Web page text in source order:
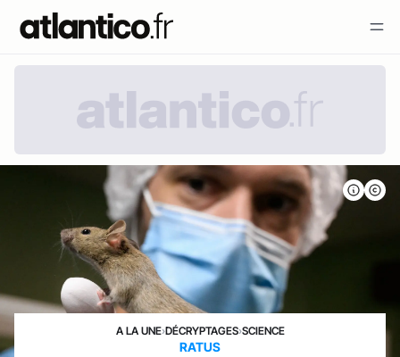
A LA UNE›DÉCRYPTAGES›SCIENCE
RATUS